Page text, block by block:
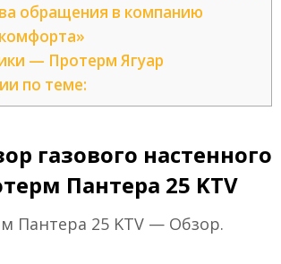
обращения в компанию
— Протерм Ягуар
по теме:
газового настенного
Пантера 25 KTV
Пантера 25 KTV — Обзор.